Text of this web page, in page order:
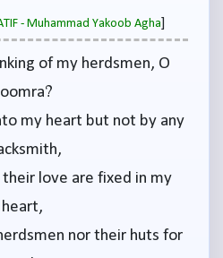
- Muhammad Yakoob Agha
of my herdsmen, O
my heart but not by any
love are fixed in my
heart,
nor their huts for